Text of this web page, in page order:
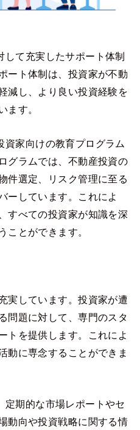
て充実したサポート体制
ート体制は、投資家が不動
減し、より良い投資経験を
ます。
資家向けの教育プログラム
グラムでは、不動産投資の
件選定、リスク管理に至る
ーしています。これによ
すべての投資家が知識を深
ことができます。
実しています。投資家が遭
問題に対して、専門のスタ
トを提供します。これによ
動に専念することができま
定期的な市場レポートやセ
動向や投資戦略に関する情